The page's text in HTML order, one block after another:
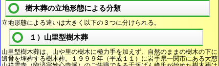
樹木葬の立地形態による分類
立地形態による違いは大きく以下の３つに分けられる。
１）山里型樹木葬
山里型樹木葬は、山や里の樹木に極力手を加えず、自然のままの樹木の下に
遺骨を埋葬する樹木葬。１９９９年（平成１１）に岩手県一関市にある大慈